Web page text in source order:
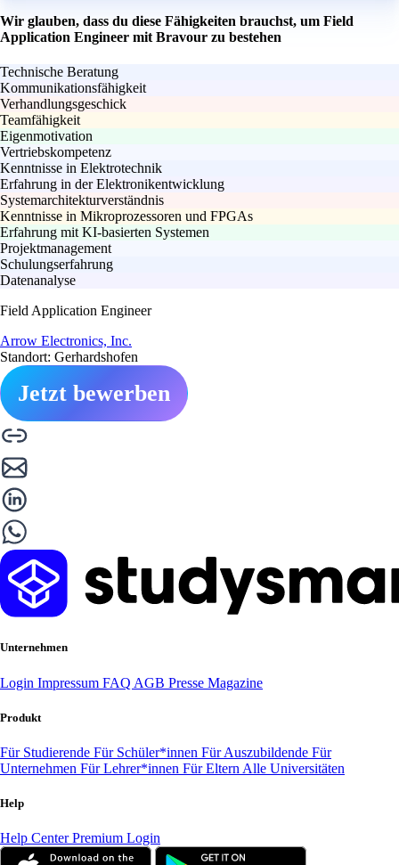
Wir glauben, dass du diese Fähigkeiten brauchst, um Field
Application Engineer mit Bravour zu bestehen
Technische Beratung
Kommunikationsfähigkeit
Verhandlungsgeschick
Teamfähigkeit
Eigenmotivation
Vertriebskompetenz
Kenntnisse in Elektrotechnik
Erfahrung in der Elektronikentwicklung
Systemarchitekturverständnis
Kenntnisse in Mikroprozessoren und FPGAs
Erfahrung mit KI-basierten Systemen
Projektmanagement
Schulungserfahrung
Datenanalyse
Field Application Engineer
Arrow Electronics, Inc.
Standort: Gerhardshofen
Jetzt bewerben
Unternehmen
Login Impressum FAQ AGB Presse Magazine
Produkt
Für Studierende Für Schüler*innen Für Auszubildende Für
Unternehmen Für Lehrer*innen Für Eltern Alle Universitäten
Help
Help CenterPremium Login